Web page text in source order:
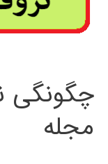
چگونگی
مجله